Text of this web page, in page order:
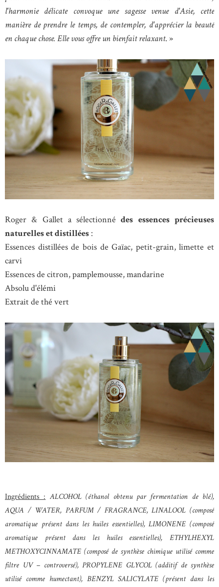
l'harmonie délicate convoque une sagesse venue d'Asie, cette
manière de prendre le temps, de contempler, d'apprécier la beauté
en chaque chose. Elle vous offre un bienfait relaxant. »
Roger & Gallet a sélectionnédes essences précieuses
naturelles et distillées :
Essences distillées de bois de Gaïac, petit-grain, limette et
carvi
Essences de citron, pamplemousse, mandarine
Absolu d'élémi
Extrait de thé vert
Ingrédients : ALCOHOL (éthanol obtenu par fermentation de blé),
AQUA / WATER, PARFUM / FRAGRANCE, LINALOOL (composé
aromatique présent dans les huiles essentielles), LIMONENE (composé
aromatique présent dans les huiles essentielles), ETHYLHEXYL
METHOXYCINNAMATE (composé de synthèse chimique utilisé comme
filtre UV – controversé), PROPYLENE GLYCOL (additif de synthèse
utilisé comme humectant), BENZYL SALICYLATE (présent dans les